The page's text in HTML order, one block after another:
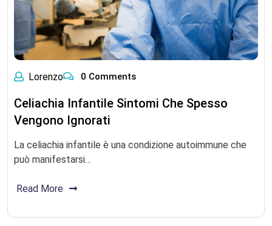
Lorenzo 0 Comments
Celiachia Infantile Sintomi Che Spesso
Vengono Ignorati
La celiachia infantile è una condizione autoimmune che
può manifestarsi…
Read More